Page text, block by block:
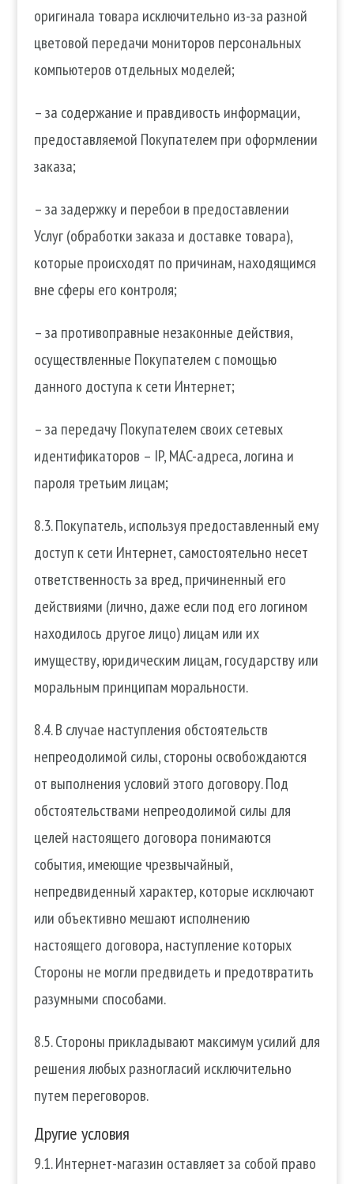
оригинала товара исключительно из-за разной
цветовой передачи мониторов персональных
компьютеров отдельных моделей;
– за содержание и правдивость информации,
предоставляемой Покупателем при оформлении
заказа;
– за задержку и перебои в предоставлении
Услуг (обработки заказа и доставке товара),
которые происходят по причинам, находящимся
вне сферы его контроля;
– за противоправные незаконные действия,
осуществленные Покупателем с помощью
данного доступа к сети Интернет;
– за передачу Покупателем своих сетевых
идентификаторов – IP, MAC-адреса, логина и
пароля третьим лицам;
8.3. Покупатель, используя предоставленный ему
доступ к сети Интернет, самостоятельно несет
ответственность за вред, причиненный его
действиями (лично, даже если под его логином
находилось другое лицо) лицам или их
имуществу, юридическим лицам, государству или
моральным принципам моральности.
8.4. В случае наступления обстоятельств
непреодолимой силы, стороны освобождаются
от выполнения условий этого договору. Под
обстоятельствами непреодолимой силы для
целей настоящего договора понимаются
события, имеющие чрезвычайный,
непредвиденный характер, которые исключают
или объективно мешают исполнению
настоящего договора, наступление которых
Стороны не могли предвидеть и предотвратить
разумными способами.
8.5. Стороны прикладывают максимум усилий для
решения любых разногласий исключительно
путем переговоров.
Другие условия
9.1. Интернет-магазин оставляет за собой право